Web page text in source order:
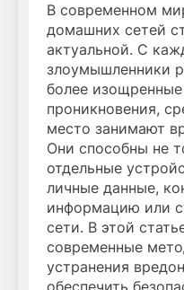
В современном
домашних сетей
актуальной. С
злоумышленники
более
проникновения,
место занимают
Они способны не
отдельные
личные данные,
информацию или
сети. В этой
современные
устранения